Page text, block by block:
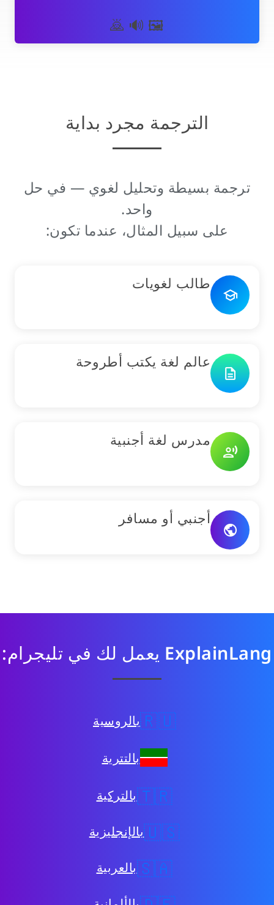
🖼 🔊 🙇
الترجمة مجرد بداية
ترجمة بسيطة وتحليل لغوي — في حل
واحد.
على سبيل المثال، عندما تكون:
school
طالب لغويات
description
عالم لغة يكتب أطروحة
record_voice_over
مدرس لغة أجنبية
public
أجنبي أو مسافر
ExplainLang يعمل لك في تليجرام:
🇷🇺بالروسية
بالتترية
🇹🇷بالتركية
🇺🇸بالإنجليزية
🇸🇦بالعربية